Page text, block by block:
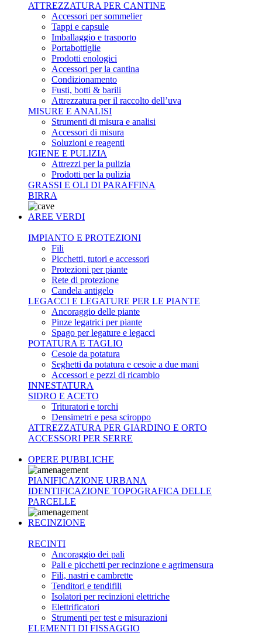
ATTREZZATURA PER CANTINE
Accessori per sommelier
Tappi e capsule
Imballaggio e trasporto
Portabottiglie
Prodotti enologici
Accessori per la cantina
Condizionamento
Fusti, botti & barili
Attrezzatura per il raccolto dell’uva
MISURE E ANALISI
Strumenti di misura e analisi
Accessori di misura
Soluzioni e reagenti
IGIENE E PULIZIA
Attrezzi per la pulizia
Prodotti per la pulizia
GRASSI E OLI DI PARAFFINA
BIRRA
AREE VERDI
IMPIANTO E PROTEZIONI
Fili
Picchetti, tutori e accessori
Protezioni per piante
Rete di protezione
Candela antigelo
LEGACCI E LEGATURE PER LE PIANTE
Ancoraggio delle piante
Pinze legatrici per piante
Spago per legature e legacci
POTATURA E TAGLIO
Cesoie da potatura
Seghetti da potatura e cesoie a due mani
Accessori e pezzi di ricambio
INNESTATURA
SIDRO E ACETO
Trituratori e torchi
Densimetri e pesa sciroppo
ATTREZZATURA PER GIARDINO E ORTO
ACCESSORI PER SERRE
OPERE PUBBLICHE
PIANIFICAZIONE URBANA
IDENTIFICAZIONE TOPOGRAFICA DELLE
PARCELLE
RECINZIONE
RECINTI
Ancoraggio dei pali
Pali e picchetti per recinzione e agrimensura
Fili, nastri e cambrette
Tenditori e tendifili
Isolatori per recinzioni elettriche
Elettrificatori
Strumenti per test e misurazioni
ELEMENTI DI FISSAGGIO